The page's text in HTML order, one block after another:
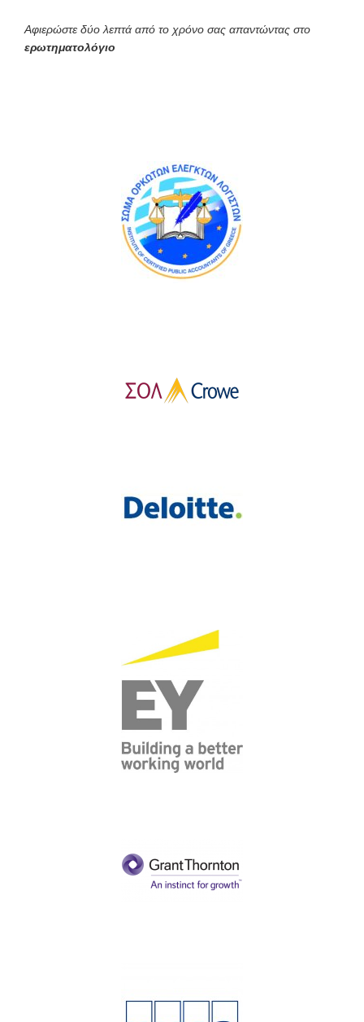
Αφιερώστε δύο λεπτά από το χρόνο σας απαντώντας στο
ερωτηματολόγιο